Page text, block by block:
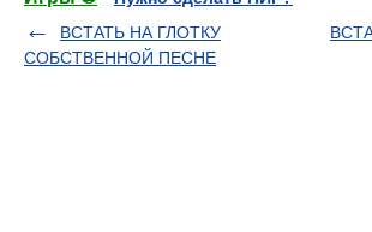
ВСТАТЬ НА ГЛОТКУ
СОБСТВЕННОЙ ПЕСНЕ